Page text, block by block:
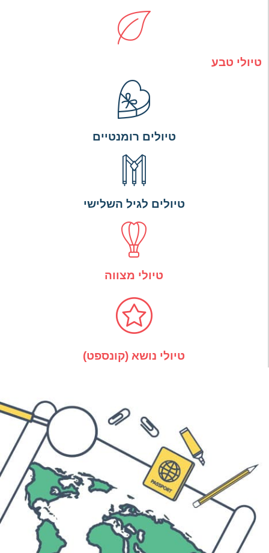
טיולי טבע
טיולים רומנטיים
טיולים לגיל השלישי
טיולי מצווה
טיולי נושא (קונספט)